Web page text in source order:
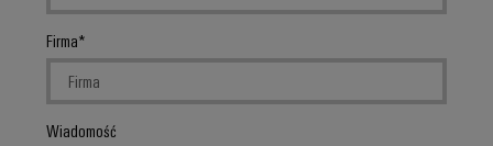
Firma
Wiadomość